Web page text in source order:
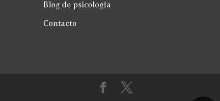
Blog de psicología
Contacto